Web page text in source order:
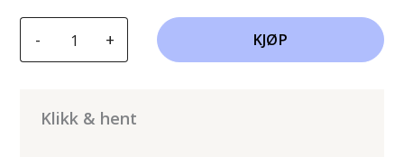
-
300A
+ KJØP
Klikk & hent